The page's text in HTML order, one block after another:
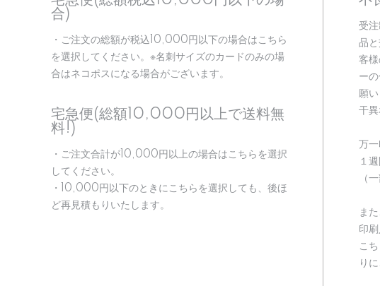
合)
・ご注文の総額が税込10,000円以下の場合はこちら
を選択してください。※名刺サイズのカードのみの場
合はネコポスになる場合がございます。
宅急便(総額10,000円以上で送料無
料!)
・ご注文合計が10,000円以上の場合はこちらを選択
してください。
・10,000円以下のときにこちらを選択しても、後ほ
ど再見積もりいたします。
受
品
客
ー
願
干異
万
１
（
ま
印
こ
り